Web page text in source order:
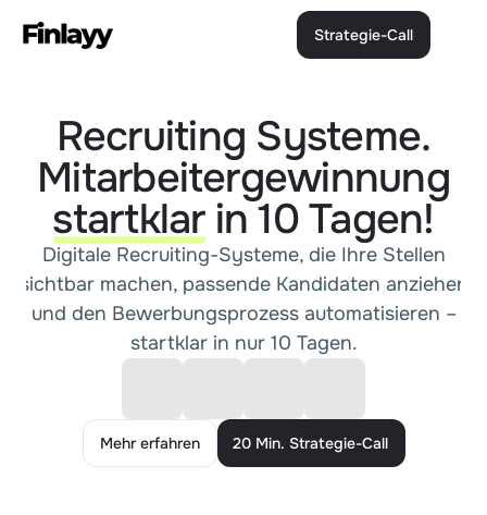
Recruiting Systeme.
Mitarbeitergewinnung
startklarin 10 Tagen!
Digitale Recruiting-Systeme, die Ihre Stellen
sichtbar machen, passende Kandidaten anziehen
und den Bewerbungsprozess automatisieren –
startklar in nur 10 Tagen.
Mehr erfahren
Mehr erfahren
20 Min. Strategie-Call
20 Min. Strategie-Call
Strategie-Call
Strategie-Call